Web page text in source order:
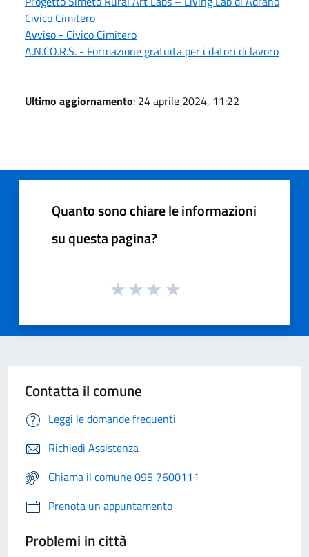
Civico Cimitero
Avviso - Civico Cimitero
A.N.CO.R.S. - Formazione gratuita per i datori di lavoro
Ultimo aggiornamento: 24 aprile 2024, 11:22
Quanto sono chiare le informazioni
su questa pagina?
Contatta il comune
Leggi le domande frequenti
Richiedi Assistenza
Chiama il comune 095 7600111
Prenota un appuntamento
Problemi in città